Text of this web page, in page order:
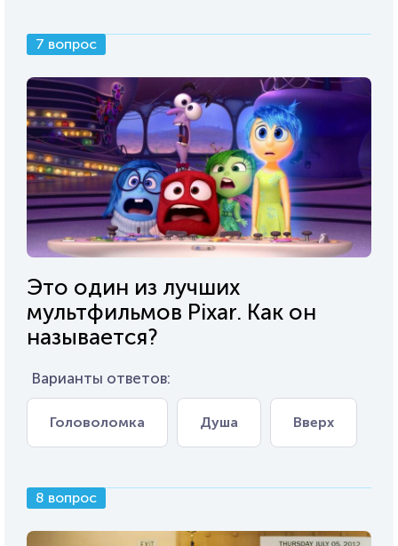
7 вопрос
Это один из лучших
мультфильмов Pixar. Как он
называется?
Варианты ответов:
Головоломка Душа Вверх
8 вопрос